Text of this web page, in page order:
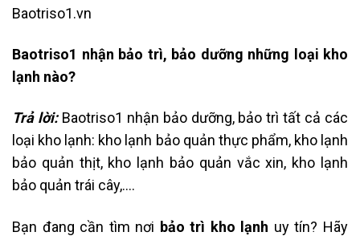
Baotriso1.vn
Baotriso1 nhận bảo trì, bảo dưỡng những loại kho
lạnh nào?
Trả lời: Baotriso1 nhận bảo dưỡng, bảo trì tất cả các
loại kho lạnh: kho lạnh bảo quản thực phẩm, kho lạnh
bảo quản thịt, kho lạnh bảo quản vắc xin, kho lạnh
bảo quản trái cây,….
Bạn đang cần tìm nơi bảo trì kho lạnh uy tín? Hãy